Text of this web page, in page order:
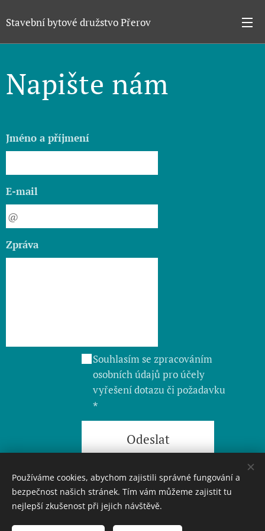
Stavební bytové družstvo Přerov
Napište nám
Jméno a příjmení
E-mail
Zpráva
Souhlasím se zpracováním
osobních údajů pro účely
vyřešení dotazu či požadavku
Odeslat
© Stavební bytové družstvo Přerov, Kratochvílova
128/41, 750 02 Přerov, tel: 581 706 611
Používáme cookies, abychom zajistili správné fungování a
bezpečnost našich stránek. Tím vám můžeme zajistit tu
nejlepší zkušenost při jejich návštěvě.